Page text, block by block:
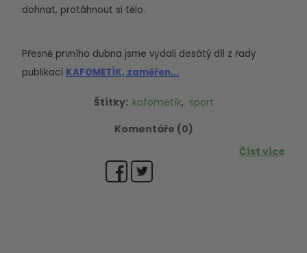
dohnat, protáhnout si tělo.
Přesně prvního dubna jsme vydali desátý díl z řady
publikací KAFOMETÍK, zaměřen...
Štítky: kafometík, sport
Komentáře (0)
Číst více